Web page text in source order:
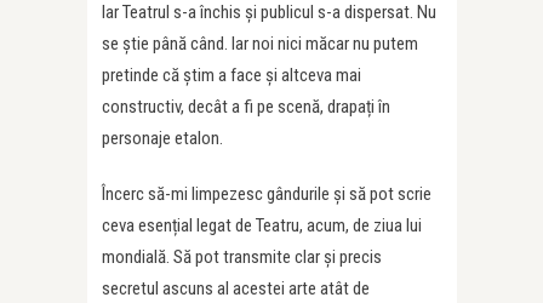
Iar Teatrul s-a închis și publicul s-a dispersat. Nu
se știe până când. Iar noi nici măcar nu putem
pretinde că știm a face și altceva mai
constructiv, decât a fi pe scenă, drapați în
personaje etalon.
Încerc să-mi limpezesc gândurile și să pot scrie
ceva esențial legat de Teatru, acum, de ziua lui
mondială. Să pot transmite clar și precis
secretul ascuns al acestei arte atât de